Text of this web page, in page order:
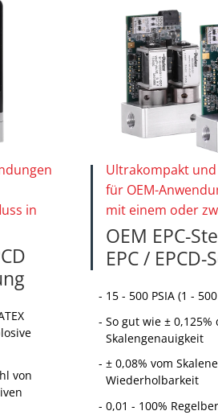
in
von
Ultrakompakt
für OEM-
mit einem oder
OEM EPC-
EPC / EPCD-
15 - 500 PSIA (1 -
So gut wie ± 0,125%
Skalengenauigkeit
± 0,08% vom
Wiederholbarkeit
0,01 - 100%